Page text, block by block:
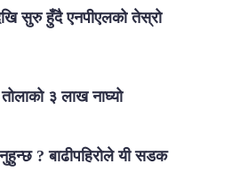
सुरु हुँदै एनपीएलको तेस्रो
३ लाख नाघ्यो
? बाढीपहिरोले यी सडक